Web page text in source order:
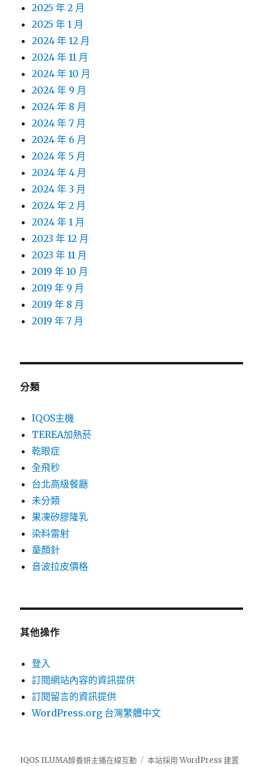
2025 年 2 月
2025 年 1 月
2024 年 12 月
2024 年 11 月
2024 年 10 月
2024 年 9 月
2024 年 8 月
2024 年 7 月
2024 年 6 月
2024 年 5 月
2024 年 4 月
2024 年 3 月
2024 年 2 月
2024 年 1 月
2023 年 12 月
2023 年 11 月
2019 年 10 月
2019 年 9 月
2019 年 8 月
2019 年 7 月
分類
IQOS主機
TEREA加熱菸
乾眼症
全飛秒
台北高級餐廳
未分類
果凍矽膠隆乳
染料雷射
童顏針
音波拉皮價格
其他操作
登入
訂閱網站內容的資訊提供
訂閱留言的資訊提供
WordPress.org 台灣繁體中文
IQOS ILUMA醇養妍主播在線互動 本站採用 WordPress 建置